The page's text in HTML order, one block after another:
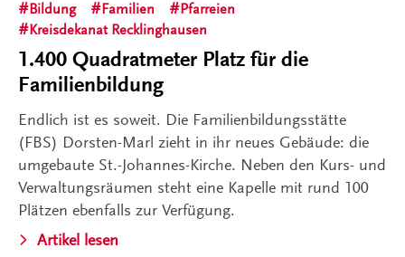
Bildung
Familien
Pfarreien
Kreisdekanat Recklinghausen
1.400 Quadratmeter Platz für die
Familienbildung
Endlich ist es soweit. Die Familienbildungsstätte
(FBS) Dorsten-Marl zieht in ihr neues Gebäude: die
umgebaute St.-Johannes-Kirche. Neben den Kurs- und
Verwaltungsräumen steht eine Kapelle mit rund 100
Plätzen ebenfalls zur Verfügung.
Artikel lesen